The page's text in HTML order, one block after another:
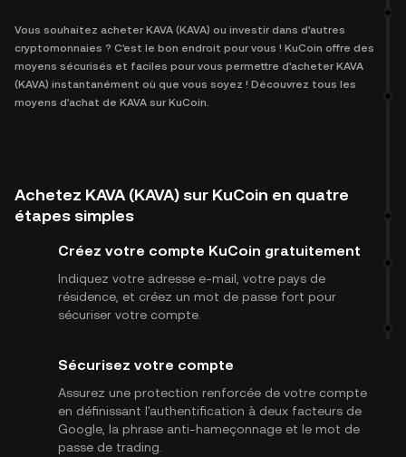
Vous souhaitez acheter KAVA (KAVA) ou investir dans d'autres
cryptomonnaies ? C'est le bon endroit pour vous ! KuCoin offre des
moyens sécurisés et faciles pour vous permettre d'acheter KAVA
(KAVA) instantanément où que vous soyez ! Découvrez tous les
moyens d'achat de KAVA sur KuCoin.
Achetez KAVA (KAVA) sur KuCoin en quatre
étapes simples
Créez votre compte KuCoin gratuitement
Indiquez votre adresse e-mail, votre pays de
résidence, et créez un mot de passe fort pour
sécuriser votre compte.
Sécurisez votre compte
Assurez une protection renforcée de votre compte
en définissant l'authentification à deux facteurs de
Google, la phrase anti-hameçonnage et le mot de
passe de trading.